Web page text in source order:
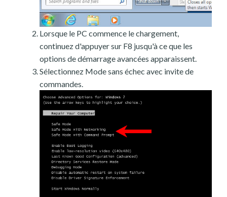
Lorsque le PC commence le chargement,
continuez d'appuyer sur F8 jusqu'à ce que les
options de démarrage avancées apparaissent.
Sélectionnez Mode sans échec avec invite de
commandes.